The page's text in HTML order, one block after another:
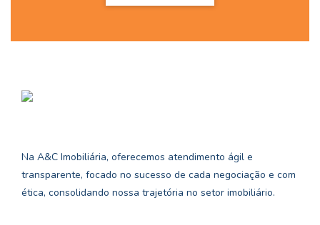
Na A&C Imobiliária, oferecemos atendimento ágil e
transparente, focado no sucesso de cada negociação e com
ética, consolidando nossa trajetória no setor imobiliário.